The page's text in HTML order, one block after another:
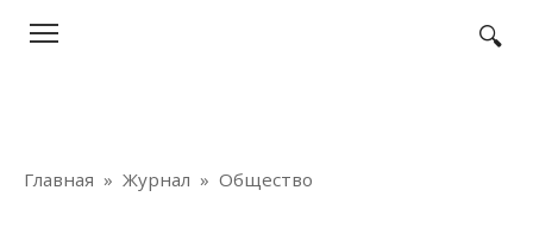
Главная » Журнал » Общество